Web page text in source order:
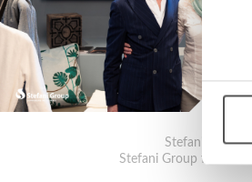
del
consenso
Stefani Group
Stefani Group for La